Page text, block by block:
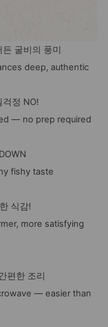
굴비의 풍미
deep, authentic
정 NO!
— no prep required
fishy taste
식감!
more satisfying
편한 조리
— easier than